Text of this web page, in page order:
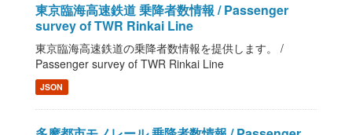
東京臨海高速鉄道 乗降者数情報 / Passenger
survey of TWR Rinkai Line
東京臨海高速鉄道の乗降者数情報を提供します。 /
Passenger survey of TWR Rinkai Line
JSON